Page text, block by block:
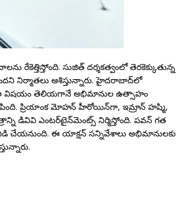
రేకెత్తిస్తోంది. సుజిత్ దర్శకత్వంలో తెరకెక్కుతున్న
నిర్మాతలు ఆశిస్తున్నారు. హైదరాబాద్‌లో
ఈ విషయం తెలియగానే అభిమానుల ఉత్సాహం
ప్రియాంక మోహన్ హీరోయిన్‌గా, ఇమ్రాన్ హష్మి,
డివివి ఎంటర్‌టైన్‌మెంట్స్ నిర్మిస్తోంది. పవన్ గత
చేయనుంది. ఈ యాక్షన్ సన్నివేశాలు అభిమానులకు